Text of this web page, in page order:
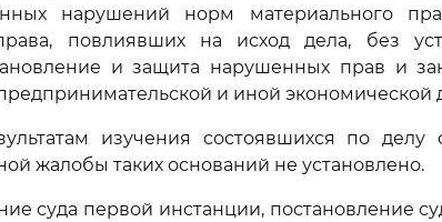
нарушений норм материального
повлиявших на исход дела, без
и защита нарушенных прав и
и иной экономической
изучения состоявшихся по делу
жалобы таких оснований не установлено.
суда первой инстанции, постановление